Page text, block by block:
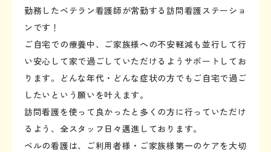
勤務したベテラン看護師が常勤する訪問看護ステーショ
ンです！
ご自宅での療養中、ご家族様への不安軽減も並行して行
い安心して家で過ごしていただけるようサポートしてお
ります。どんな年代・どんな症状の方でもご自宅で過ご
したいという願いを叶えます。
訪問看護を使って良かったと多くの方に行っていただけ
るよう、全スタッフ日々邁進しております。
ベルの看護は、ご利用者様・ご家族様第一のケアを大切